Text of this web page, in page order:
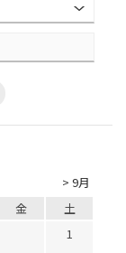
> 9月
金
土
1